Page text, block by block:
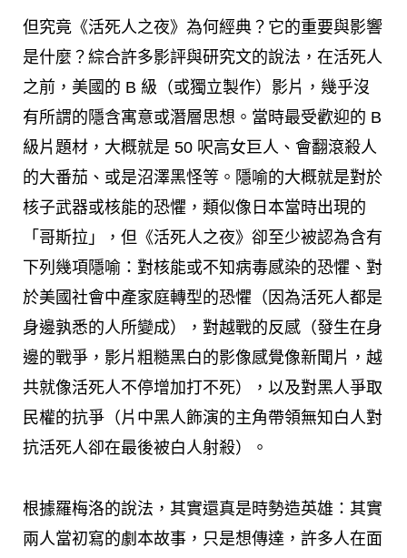
但究竟《活死人之夜》為何經典？它的重要與影響
是什麼？綜合許多影評與研究文的說法，在活死人
之前，美國的 B 級（或獨立製作）影片，幾乎沒
有所謂的隱含寓意或潛層思想。當時最受歡迎的 B
級片題材，大概就是 50 呎高女巨人、會翻滾殺人
的大番茄、或是沼澤黑怪等。隱喻的大概就是對於
核子武器或核能的恐懼，類似像日本當時出現的
「哥斯拉」，但《活死人之夜》卻至少被認為含有
下列幾項隱喻：對核能或不知病毒感染的恐懼、對
於美國社會中產家庭轉型的恐懼（因為活死人都是
身邊孰悉的人所變成），對越戰的反感（發生在身
邊的戰爭，影片粗糙黑白的影像感覺像新聞片，越
共就像活死人不停增加打不死），以及對黑人爭取
民權的抗爭（片中黑人飾演的主角帶領無知白人對
抗活死人卻在最後被白人射殺）。
根據羅梅洛的說法，其實還真是時勢造英雄：其實
兩人當初寫的劇本故事，只是想傳達，許多人在面